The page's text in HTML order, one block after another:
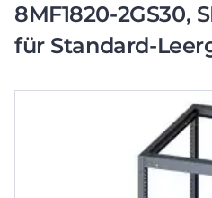
8MF1820-2GS30,
für Standard-